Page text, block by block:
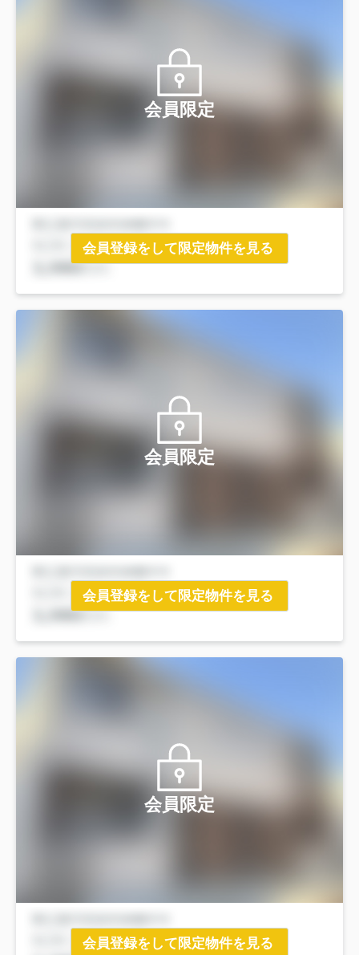
会員限定
会員登録をして限定物件を見る
会員限定
会員登録をして限定物件を見る
会員限定
会員登録をして限定物件を見る